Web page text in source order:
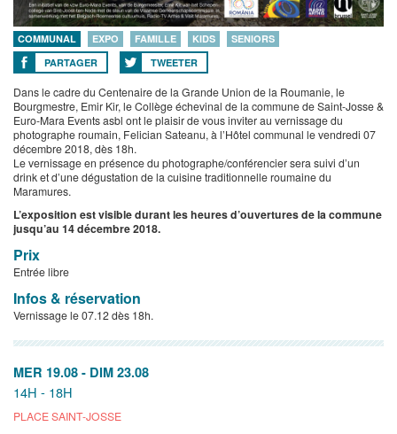
COMMUNAL EXPO FAMILLE KIDS
SENIORS
PARTAGER
TWEETER
Dans le cadre du Centenaire de la Grande Union de la Roumanie, le
Bourgmestre, Emir Kir, le Collège échevinal de la commune de Saint-Josse &
Euro-Mara Events asbl ont le plaisir de vous inviter au vernissage du
photographe roumain, Felician Sateanu, à l’Hôtel communal le vendredi 07
décembre 2018, dès 18h.
Le vernissage en présence du photographe/conférencier sera suivi d’un
drink et d’une dégustation de la cuisine traditionnelle roumaine du
Maramures.
L’exposition est visible durant les heures d’ouvertures de la commune
jusqu’au 14 décembre 2018.
Prix
Entrée libre
Infos & réservation
Vernissage le 07.12 dès 18h.
MER 19.08 - DIM 23.08
14H - 18H
PLACE SAINT-JOSSE